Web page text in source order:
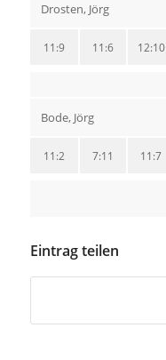
Drosten, Jörg
12:10
11:6
11:9
Bode, Jörg
11:7
7:11
11:2
Eintrag teilen